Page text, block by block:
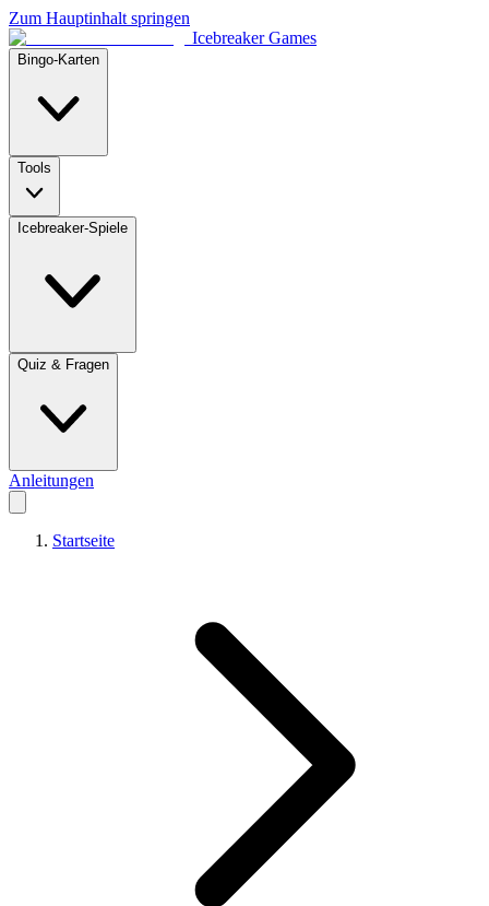
Zum Hauptinhalt springen
Icebreaker Games
Bingo-Karten
Tools
Icebreaker-Spiele
Quiz & Fragen
Anleitungen
Startseite